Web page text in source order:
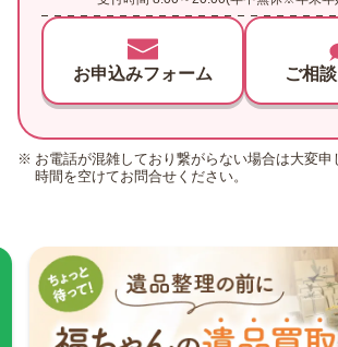
お申込みフォーム ご相
お電話が混雑しており繋がらない場合は大変申
時間を空けてお問合せください。